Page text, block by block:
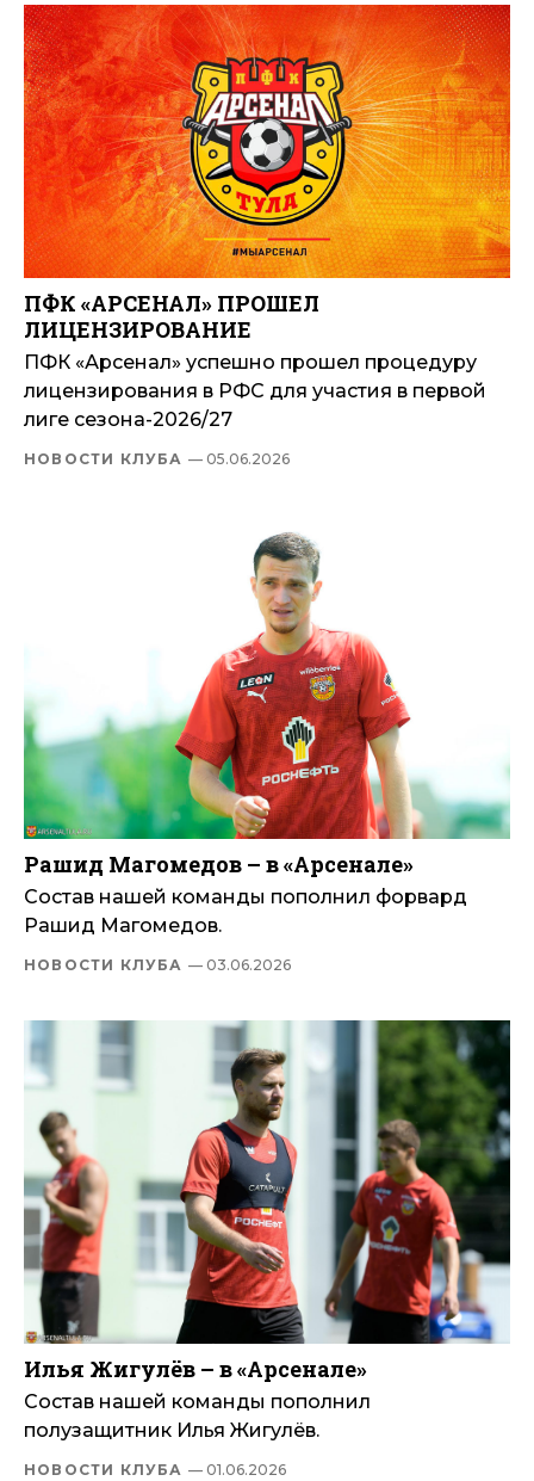
ПФК «АРСЕНАЛ» ПРОШЕЛ
ЛИЦЕНЗИРОВАНИЕ
ПФК «Арсенал» успешно прошел процедуру
лицензирования в РФС для участия в первой
лиге сезона-2026/27
НОВОСТИ КЛУБА — 05.06.2026
Рашид Магомедов – в «Арсенале»
Состав нашей команды пополнил форвард
Рашид Магомедов.
НОВОСТИ КЛУБА — 03.06.2026
Илья Жигулёв – в «Арсенале»
Состав нашей команды пополнил
полузащитник Илья Жигулёв.
НОВОСТИ КЛУБА — 01.06.2026